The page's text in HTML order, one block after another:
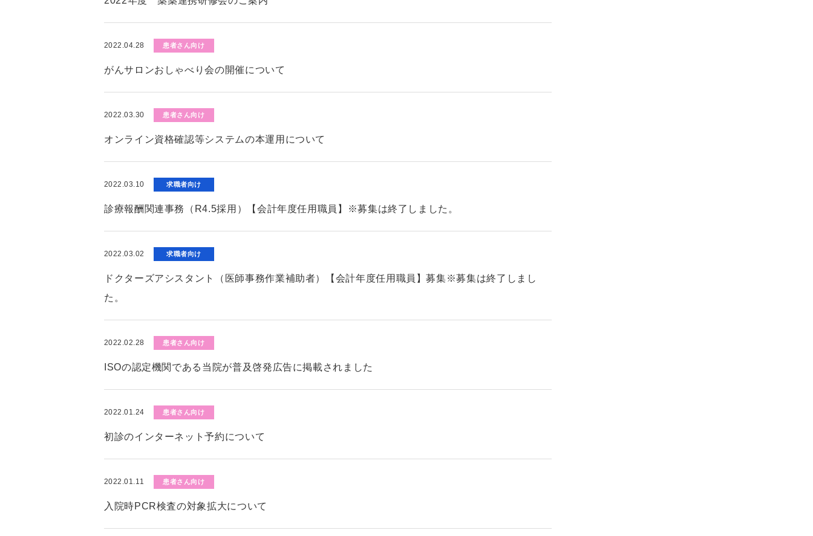
2022.04.28 患者さん向け
がんサロンおしゃべり会の開催について
2022.03.30 患者さん向け
オンライン資格確認等システムの本運用について
2022.03.10 求職者向け
診療報酬関連事務（R4.5採用）【会計年度任用職員】※募集は終了しました。
2022.03.02 求職者向け
ドクターズアシスタント（医師事務作業補助者）【会計年度任用職員】募集※募集は終了しまし
た。
2022.02.28 患者さん向け
ISOの認定機関である当院が普及啓発広告に掲載されました
2022.01.24 患者さん向け
初診のインターネット予約について
2022.01.11 患者さん向け
入院時PCR検査の対象拡大について